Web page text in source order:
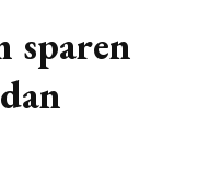
sparen